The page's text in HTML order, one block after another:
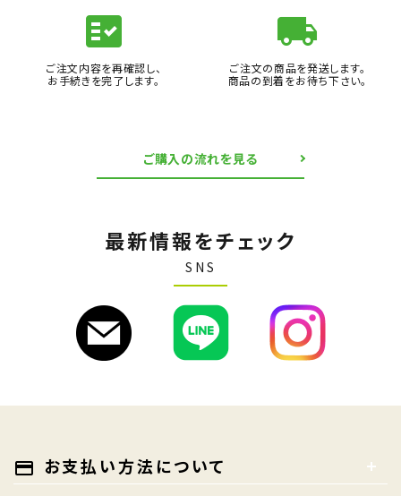
fact_check
ご注文内容を再確認し、
お手続きを完了します。
local_shipping
ご注文の商品を発送します。
商品の到着をお待ち下さい。
ご購入の流れを見る
最新情報をチェック
SNS
payment お支払い方法について